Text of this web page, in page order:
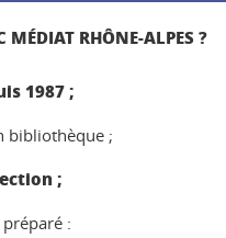
MÉDIAT RHÔNE-ALPES ?
1987;
bibliothèque ;
;
: